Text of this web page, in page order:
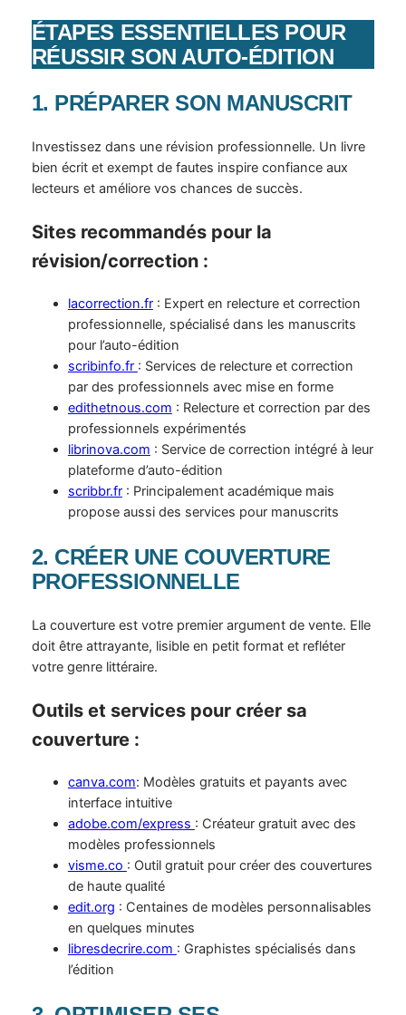
ÉTAPES ESSENTIELLES POUR
RÉUSSIR SON AUTO-ÉDITION
1. PRÉPARER SON MANUSCRIT
Investissez dans une révision professionnelle. Un livre
bien écrit et exempt de fautes inspire confiance aux
lecteurs et améliore vos chances de succès.
Sites recommandés pour la
révision/correction :
lacorrection.fr: Expert en relecture et correction
professionnelle, spécialisé dans les manuscrits
pour l’auto-édition
scribinfo.fr : Services de relecture et correction
par des professionnels avec mise en forme
edithetnous.com : Relecture et correction par des
professionnels expérimentés
librinova.com : Service de correction intégré à leur
plateforme d’auto-édition
scribbr.fr: Principalement académique mais
propose aussi des services pour manuscrits
2. CRÉER UNE COUVERTURE
PROFESSIONNELLE
La couverture est votre premier argument de vente. Elle
doit être attrayante, lisible en petit format et refléter
votre genre littéraire.
Outils et services pour créer sa
couverture :
canva.com: Modèles gratuits et payants avec
interface intuitive
adobe.com/express : Créateur gratuit avec des
modèles professionnels
visme.co : Outil gratuit pour créer des couvertures
de haute qualité
edit.org : Centaines de modèles personnalisables
en quelques minutes
libresdecrire.com : Graphistes spécialisés dans
l’édition